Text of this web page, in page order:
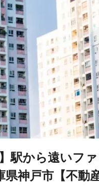
】駅から遠いフ
神戸市【不動